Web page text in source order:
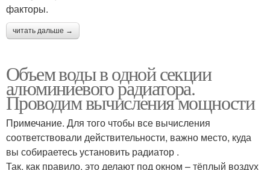
факторы.
читать дальше →
Объем воды в одной секции
алюминиевого радиатора.
Проводим вычисления мощности
Примечание. Для того чтобы все вычисления
соответствовали действительности, важно место, куда
вы собираетесь установить радиатор .
Так, как правило, это делают под окном – тёплый воздух